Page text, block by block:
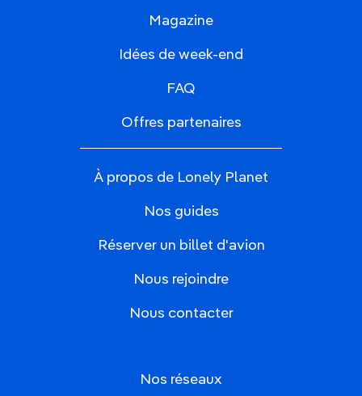
Magazine
Idées de week-end
FAQ
Offres partenaires
À propos de Lonely Planet
Nos guides
Réserver un billet d'avion
Nous rejoindre
Nous contacter
Nos réseaux